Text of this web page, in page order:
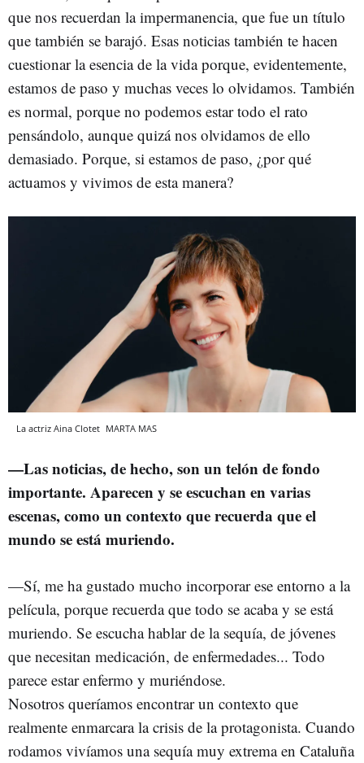
que nos recuerdan la impermanencia, que fue un título
que también se barajó. Esas noticias también te hacen
cuestionar la esencia de la vida porque, evidentemente,
estamos de paso y muchas veces lo olvidamos. También
es normal, porque no podemos estar todo el rato
pensándolo, aunque quizá nos olvidamos de ello
demasiado. Porque, si estamos de paso, ¿por qué
actuamos y vivimos de esta manera?
La actriz Aina Clotet MARTA MAS
—Las noticias, de hecho, son un telón de fondo
importante. Aparecen y se escuchan en varias
escenas, como un contexto que recuerda que el
mundo se está muriendo.
—Sí, me ha gustado mucho incorporar ese entorno a la
película, porque recuerda que todo se acaba y se está
muriendo. Se escucha hablar de la sequía, de jóvenes
que necesitan medicación, de enfermedades... Todo
parece estar enfermo y muriéndose.
Nosotros queríamos encontrar un contexto que
realmente enmarcara la crisis de la protagonista. Cuando
rodamos vivíamos una sequía muy extrema en Cataluña